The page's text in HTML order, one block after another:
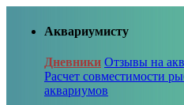
Аквариумисту
Дневники Отзывы на
Расчет совместимости
аквариумов